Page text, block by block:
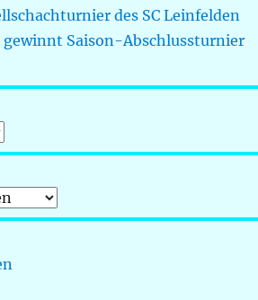
des SC Leinfelden
gewinnt Saison-Abschlussturnier